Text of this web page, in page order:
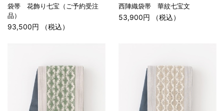
袋帯 花飾り七宝（ご予約受注
品）
93,500円 （税込）
西陣織袋帯 華紋七宝文
53,900円 （税込）